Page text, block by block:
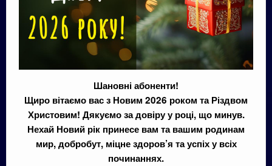
Шановні абоненти!
Щиро вітаємо вас з Новим 2026 роком та Різдвом
Христовим! Дякуємо за довіру у році, що минув.
Нехай Новий рік принесе вам та вашим родинам
мир, добробут, міцне здоров’я та успіх у всіх
починаннях.